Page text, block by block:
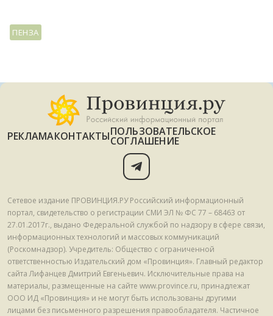
ПЕНЗА
РЕКЛАМАКОНТАКТЫПОЛЬЗОВАТЕЛЬСКОЕ
СОГЛАШЕНИЕ
Сетевое издание ПРОВИНЦИЯ.РУ Российский информационный
портал, свидетельство о регистрации СМИ ЭЛ № ФС 77 – 68463 от
27.01.2017г., выдано Федеральной службой по надзору в сфере связи,
информационных технологий и массовых коммуникаций
(Роскомнадзор). Учредитель: Общество с ограниченной
ответственностью Издательский дом «Провинция». Главный редактор
сайта Лифанцев Дмитрий Евгеньевич. Исключительные права на
материалы, размещенные на сайте www.province.ru, принадлежат
ООО ИД «Провинция» и не могут быть использованы другими
лицами без письменного разрешения правообладателя. Частичное